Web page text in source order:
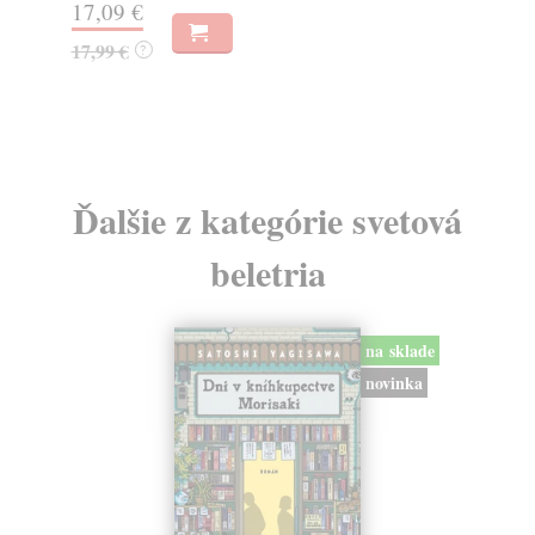
11,39 €
11,99 € ?
Ďalšie z kategórie svetová
beletria
na sklade
novinka